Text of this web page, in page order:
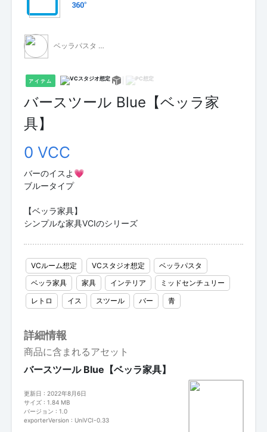
ベッラパスタ - 無料配布 -
アイテム
バースツール Blue【ベッラ家
具】
0 VCC
バーのイスよ💗
ブルータイプ
【ベッラ家具】
シンプルな家具VCIのシリーズ
VCルーム想定 VCスタジオ想定
ベッラパスタ
ベッラ家具
家具 インテリア
ミッドセンチュリー
レトロ
イス スツール バー 青
詳細情報
商品に含まれるアセット
バースツール Blue【ベッラ家具】
更新日 : 2022年8月6日
サイズ : 1.84 MB
バージョン : 1.0
exporterVersion : UniVCI-0.33